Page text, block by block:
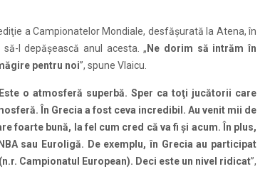
a Campionatelor Mondiale, desfăşurată la Atena, în
l depăşească anul acesta. „ Ne dorim să intrăm în
pentru noi”, spune Vlaicu.
Este o atmosferă superbă. Sper ca toţi jucătorii care
În Grecia a fost ceva incredibil. Au venit mii de
foarte bună, la fel cum cred că va fi şi acum. În plus,
sau Euroligă. De exemplu, în Grecia au participat
Campionatul European). Deci este un nivel ridicat”,